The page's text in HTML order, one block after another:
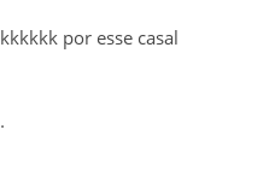
por esse casal